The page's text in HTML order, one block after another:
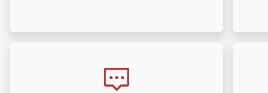
数分以内に実行できます。